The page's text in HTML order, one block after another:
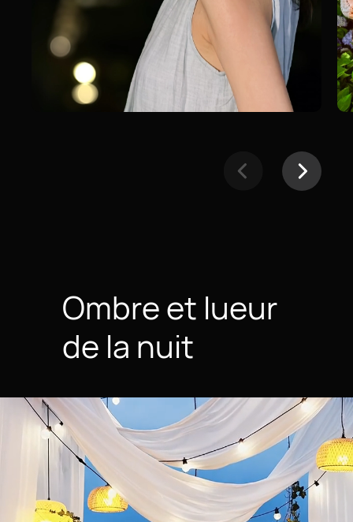
Ombre et lueur
de la nuit